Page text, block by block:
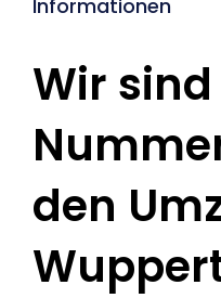
Informationen
Wir
den